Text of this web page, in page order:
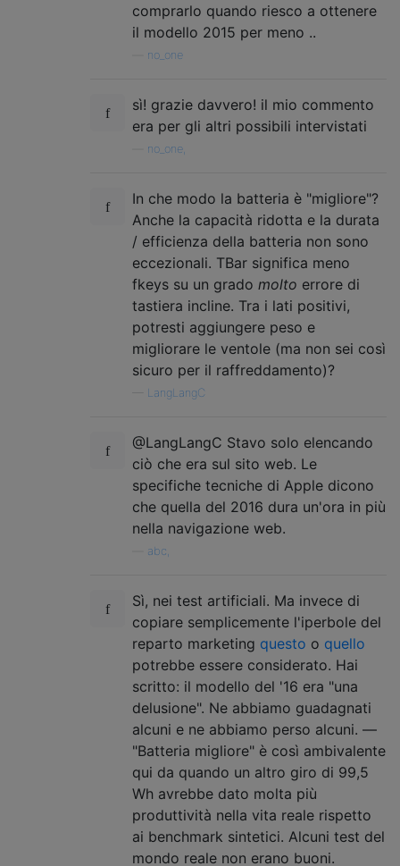
comprarlo quando riesco a ottenere
il modello 2015 per meno ..
no_one
sì! grazie davvero! il mio commento
era per gli altri possibili intervistati
no_one,
In che modo la batteria è "migliore"?
Anche la capacità ridotta e la durata
/ efficienza della batteria non sono
eccezionali. TBar significa meno
fkeys su un grado molto errore di
tastiera incline. Tra i lati positivi,
potresti aggiungere peso e
migliorare le ventole (ma non sei così
sicuro per il raffreddamento)?
LangLangC
@LangLangC Stavo solo elencando
ciò che era sul sito web. Le
specifiche tecniche di Apple dicono
che quella del 2016 dura un'ora in più
nella navigazione web.
abc,
Sì, nei test artificiali. Ma invece di
copiare semplicemente l'iperbole del
reparto marketing questo o quello
potrebbe essere considerato. Hai
scritto: il modello del '16 era "una
delusione". Ne abbiamo guadagnati
alcuni e ne abbiamo perso alcuni. ––
"Batteria migliore" è così ambivalente
qui da quando un altro giro di 99,5
Wh avrebbe dato molta più
produttività nella vita reale rispetto
ai benchmark sintetici. Alcuni test del
mondo reale non erano buoni.